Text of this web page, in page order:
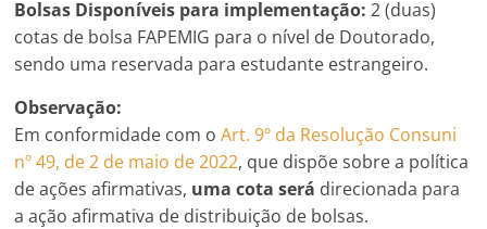
Bolsas Disponíveis para implementação: 2 (duas)
cotas de bolsa FAPEMIG para o nível de Doutorado,
sendo uma reservada para estudante estrangeiro.
Observação:
Em conformidade com oArt. 9º da Resolução Consuni
nº 49, de 2 de maio de 2022, que dispõe sobre a política
de ações afirmativas, uma cota será direcionada para
a ação afirmativa de distribuição de bolsas.